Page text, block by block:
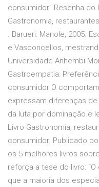
consumidor” Resenha do
Gastronomia,
. Barueri: Manole, 2005.
e Vasconcellos,
Universidade Anhembi
Gastroempatia:
consumidor O
expressam diferenças
da luta por dominação e
Livro Gastronomia,
consumidor. Publicado
os 5 melhores livros
reforça a tese do livro:
que a maioria dos